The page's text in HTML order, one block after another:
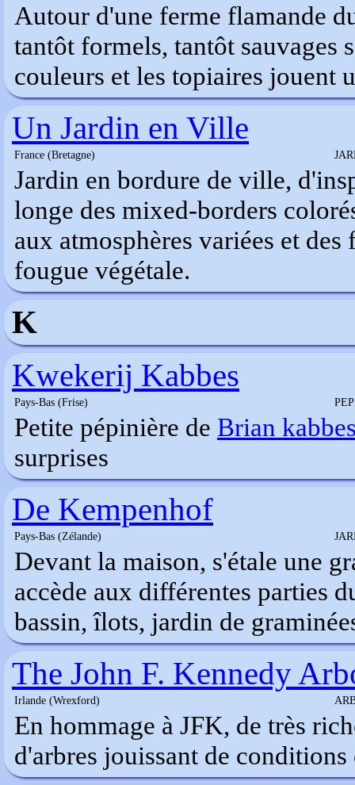
Autour d'une ferme flamande
tantôt formels, tantôt sauvages
couleurs et les topiaires jouent
Un Jardin en Ville
France (Bretagne)
Jardin en bordure de ville,
longe des mixed-borders
aux atmosphères variées et
fougue végétale.
K
Kwekerij Kabbes
Pays-Bas (Frise)
Petite pépinière de Brian
surprises
De Kempenhof
Pays-Bas (Zélande)
Devant la maison, s'étale une
accède aux différentes parties
bassin, îlots, jardin de
The John F. Kennedy
Irlande (Wrexford)
En hommage à JFK, de très
d'arbres jouissant de